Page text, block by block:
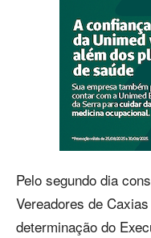
Pelo segundo dia
Vereadores de
determinação do